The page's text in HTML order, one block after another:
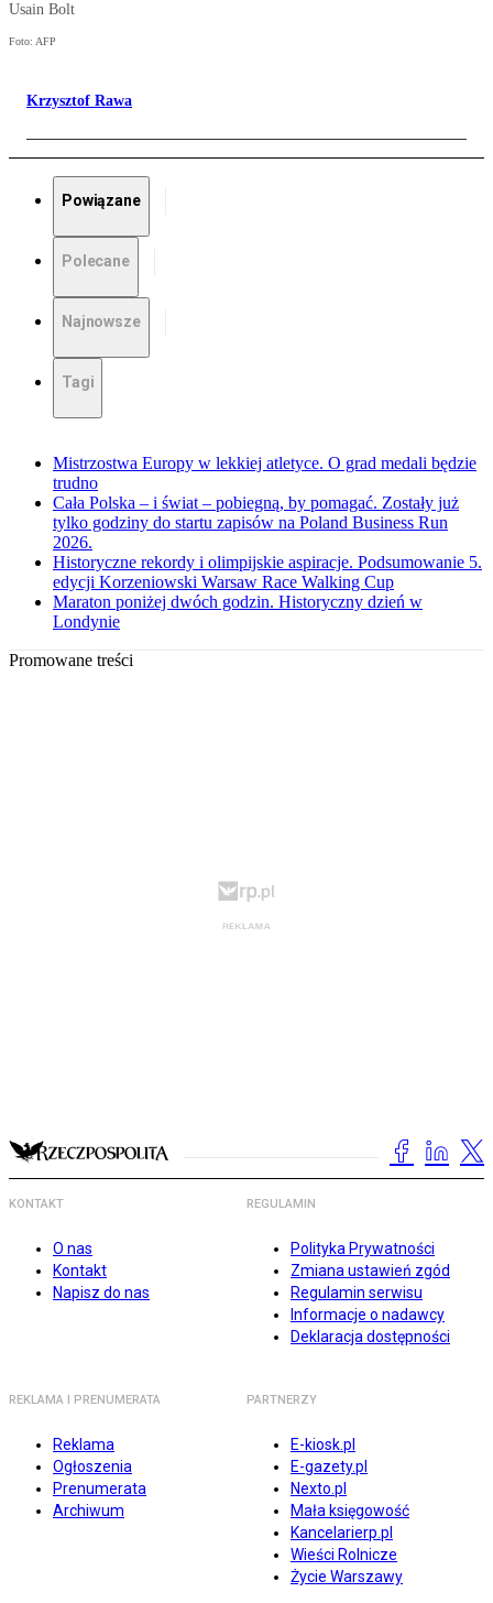
Usain Bolt
Foto: AFP
Krzysztof Rawa
Powiązane
Polecane
Najnowsze
Tagi
Mistrzostwa Europy w lekkiej atletyce. O grad medali będzie
trudno
Cała Polska – i świat – pobiegną, by pomagać. Zostały już
tylko godziny do startu zapisów na Poland Business Run
2026.
Historyczne rekordy i olimpijskie aspiracje. Podsumowanie 5.
edycji Korzeniowski Warsaw Race Walking Cup
Maraton poniżej dwóch godzin. Historyczny dzień w
Londynie
Promowane treści
KONTAKT
O nas
Kontakt
Napisz do nas
REGULAMIN
Polityka Prywatności
Zmiana ustawień zgód
Regulamin serwisu
Informacje o nadawcy
Deklaracja dostępności
REKLAMA I PRENUMERATA
Reklama
Ogłoszenia
Prenumerata
Archiwum
PARTNERZY
E-kiosk.pl
E-gazety.pl
Nexto.pl
Mała księgowość
Kancelarierp.pl
Wieści Rolnicze
Życie Warszawy